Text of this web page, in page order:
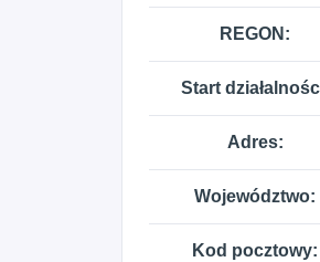
REGON:
Start
Adres:
Województwo:
Kod pocztowy: